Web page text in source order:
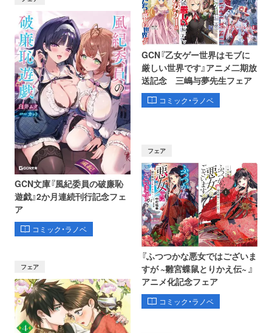
GCN文庫『風紀委員の破廉恥
遊戯』2か月連続刊行記念フェ
ア
コミック・ラノベ
GCN『乙女ゲー世界はモブに
厳しい世界です』アニメ二期放
送記念 三嶋与夢先生フェア
コミック・ラノベ
フェア
フェア
『ふつつかな悪女ではございま
すが ~雛宮蝶鼠とりかえ伝~ 』
アニメ化記念フェア
コミック・ラノベ